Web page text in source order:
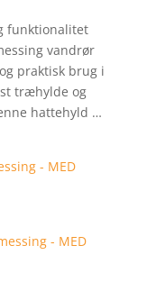
funktionalitet
vandrør
praktisk brug i
træhylde og
hattehyld …